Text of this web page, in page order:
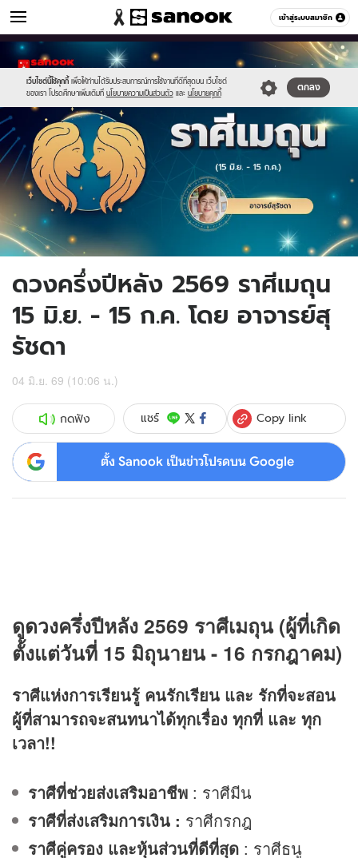
เข้าสู่ระบบสมาชิก
ดูดวง หมวดอื่นๆ
เว็บไซต์นี้ใช้คุกกี้ เพื่อให้ท่านได้รับประสบการณ์การใช้งานที่ดีที่สุดบน เว็บไซต์
ของเรา โปรดศึกษาเพิ่มเติมที่ นโยบายความเป็นส่วนตัว และ นโยบายคุกกี้
ตกลง
Sanook
//s.isanook.com/sr/0/images/logo-
new-
sanook.png
600
60
//s.isanook.com/ho/0/ud/65/326958/opt1-
02.jpg
ดวงครึ่งปีหลัง 2569 ราศีเมถุน
15 มิ.ย. - 15 ก.ค. โดย อาจารย์สุ
รัชดา
04 มิ.ย. 69 (10:06 น.)
กดฟัง แชร์ Copy link
ตั้ง Sanook เป็นข่าวโปรดบน Google
ดูดวงครึ่งปีหลัง 2569 ราศีเมถุน (ผู้ที่เกิด
ตั้งแต่วันที่ 15 มิถุนายน - 16 กรกฎาคม)
ราศีแห่งการเรียนรู้ คนรักเรียน และ รักที่จะสอน
ผู้ที่สามารถจะสนทนาได้ทุกเรื่อง ทุกที่ และ ทุก
เวลา!!
ราศีที่ช่วยส่งเสริมอาชีพ : ราศีมีน
ราศีที่ส่งเสริมการเงิน : ราศีกรกฎ
ราศีคู่ครอง และหุ้นส่วนที่ดีที่สุด : ราศีธนู